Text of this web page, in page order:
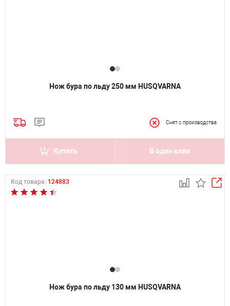
Нож бура по льду 250 мм HUSQVARNA
Купить В один клик
Код товара: 124883
Нож бура по льду 130 мм HUSQVARNA